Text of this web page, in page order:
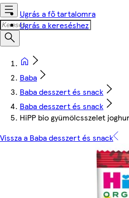
Ugrás a fő tartalomra
Ugrás a kereséshez
Baba
Baba desszert és snack
Baba desszert és snack
HiPP bio gyümölcsszelet
Vissza a Baba desszert és snack